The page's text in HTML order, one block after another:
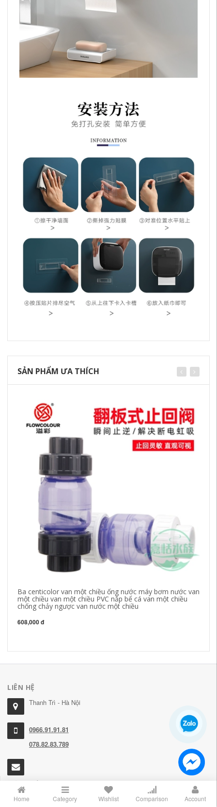
SẢN PHẨM ƯA THÍCH
Ba centicolor van một chiều ống nước máy bơm nước van
một chiều van một chiều PVC nắp bể cá van một chiều
chống chảy ngược van nước một chiều
608,000 đ
LIÊN HỆ
Thanh Trì - Hà Nội
0966.91.91.81
078.82.83.789
Giới thiệu
ZALO CHAT
Home Category Wishlist Comparison Account